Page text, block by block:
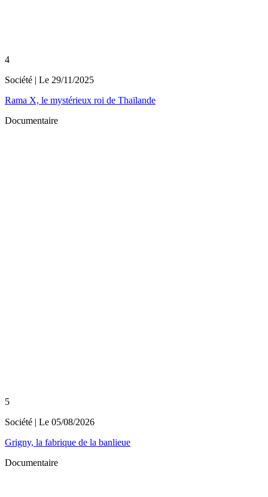
4
Société | Le 29/11/2025
Rama X, le mystérieux roi de Thaïlande
Documentaire
5
Société | Le 05/08/2026
Grigny, la fabrique de la banlieue
Documentaire